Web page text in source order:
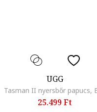
UGG
25.499 Ft